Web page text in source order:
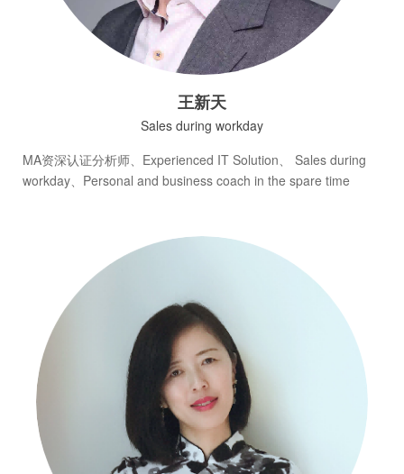
王新天
Sales during workday
MA资深认证分析师、Experienced IT Solution、 Sales during
workday、Personal and business coach in the spare time